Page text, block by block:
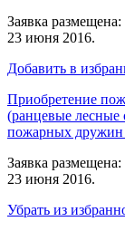
Заявка
23 июня 2016.
Добавить в
Приобретение
(ранцевые
пожарных дружин
Заявка
23 июня 2016.
Убрать из